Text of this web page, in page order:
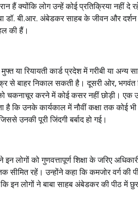
हैं क्योंकि लोग उन्हें कोई प्रतिक्रिया नहीं
डॉ. बी.आर. अंबेडकर साहब के जीवन और
की हैं।
या रियायती कार्ड प्रदेश में गरीबी या
से बाहर निकाल सकती है। दूसरी ओर, भगवंत
चकनाचूर करने में कोई कसर नहीं छोड़ी। एक
कि उनके कार्यकाल में नौवीं कक्षा तक कोई
उनकी पूरी जिंदगी बर्बाद हो गई।
लोगों को गुणवत्तापूर्ण शिक्षा के जरिए
सीमित रहें। उन्होंने कहा कि कमजोर वर्ग की
इन लोगों ने बाबा साहब अंबेडकर की पीठ में